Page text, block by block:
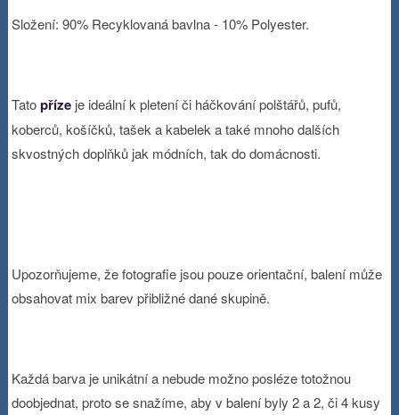
Složení: 90% Recyklovaná bavlna - 10% Polyester.
Tatopříze je ideální k pletení či háčkování polštářů, pufů,
koberců, košíčků, tašek a kabelek a také mnoho dalších
skvostných doplňků jak módních, tak do domácnosti.
Upozorňujeme, že fotografie jsou pouze orientační, balení může
obsahovat mix barev přibližné dané skupině.
Každá barva je unikátní a nebude možno posléze totožnou
doobjednat, proto se snažíme, aby v balení byly 2 a 2, či 4 kusy